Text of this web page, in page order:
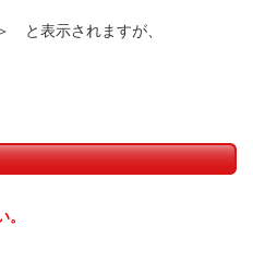
と表示されますが、